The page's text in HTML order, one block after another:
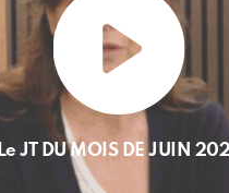
Le JT DU MOIS DE JUIN